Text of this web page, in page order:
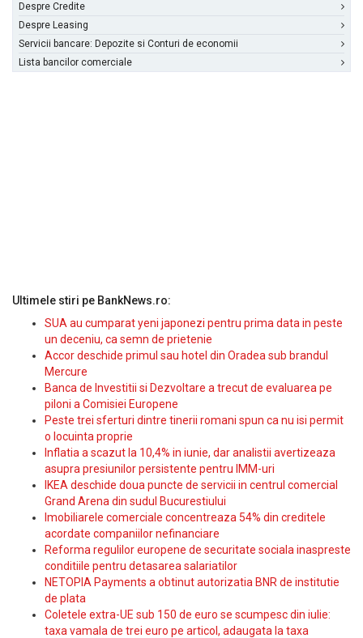
Despre Credite
Despre Leasing
Servicii bancare: Depozite si Conturi de economii
Lista bancilor comerciale
Ultimele stiri pe BankNews.ro:
SUA au cumparat yeni japonezi pentru prima data in peste
un deceniu, ca semn de prietenie
Accor deschide primul sau hotel din Oradea sub brandul
Mercure
Banca de Investitii si Dezvoltare a trecut de evaluarea pe
piloni a Comisiei Europene
Peste trei sferturi dintre tinerii romani spun ca nu isi permit
o locuinta proprie
Inflatia a scazut la 10,4% in iunie, dar analistii avertizeaza
asupra presiunilor persistente pentru IMM-uri
IKEA deschide doua puncte de servicii in centrul comercial
Grand Arena din sudul Bucurestiului
Imobiliarele comerciale concentreaza 54% din creditele
acordate companiilor nefinanciare
Reforma regulilor europene de securitate sociala inaspreste
conditiile pentru detasarea salariatilor
NETOPIA Payments a obtinut autorizatia BNR de institutie
de plata
Coletele extra-UE sub 150 de euro se scumpesc din iulie:
taxa vamala de trei euro pe articol, adaugata la taxa